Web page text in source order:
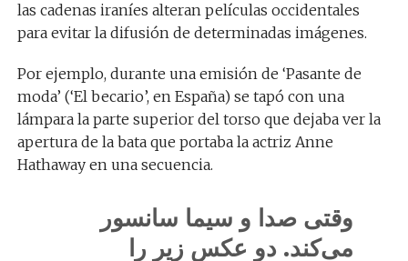
las cadenas iraníes alteran películas occidentales
para evitar la difusión de determinadas imágenes.
Por ejemplo, durante una emisión de ‘Pasante de
moda’ (‘El becario’, en España) se tapó con una
lámpara la parte superior del torso que dejaba ver la
apertura de la bata que portaba la actriz Anne
Hathaway en una secuencia.
وقتی صدا و سیما سانسور
می‌کند. دو عکس زیر را